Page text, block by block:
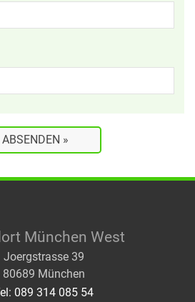
München West
Joergstrasse 39
80689 München
089 314 085 54